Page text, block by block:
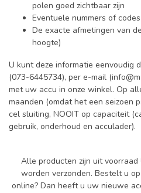
polen goed zichtbaar zijn
Eventuele nummers of
De exacte afmetingen van
hoogte)
U kunt deze informatie eenvoudig
(073-6445734), per e-mail (
met uw accu in onze winkel. Op
maanden (omdat het een seizoen
cel sluiting, NOOIT op capaciteit
gebruik, onderhoud en acculader).
Alle producten zijn uit
worden verzonden. Bestelt u
online? Dan heeft u uw nieuwe